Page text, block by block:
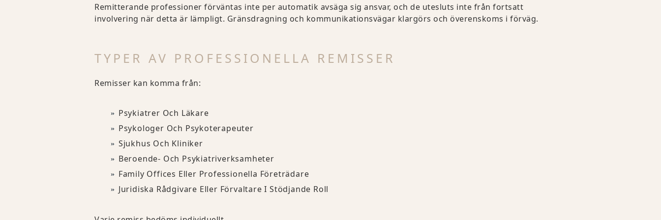
Remitterande professioner förväntas inte per automatik avsäga sig ansvar, och de utesluts inte från fortsatt
involvering när detta är lämpligt. Gränsdragning och kommunikationsvägar klargörs och överenskoms i förväg.
TYPER AV PROFESSIONELLA REMISSER
Remisser kan komma från:
Psykiatrer Och Läkare
Psykologer Och Psykoterapeuter
Sjukhus Och Kliniker
Beroende- Och Psykiatriverksamheter
Family Offices Eller Professionella Företrädare
Juridiska Rådgivare Eller Förvaltare I Stödjande Roll